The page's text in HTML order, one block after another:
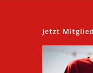
Jetzt